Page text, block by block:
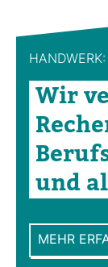
HAND­WERK:
Wir
und
MEHR